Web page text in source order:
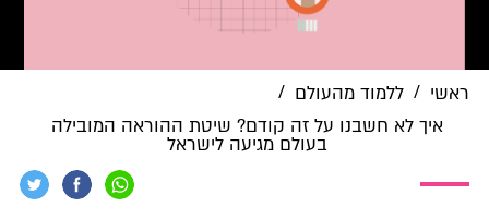
ראשי / ללמוד מהעולם /
איך לא חשבנו על זה קודם? שיטת ההוראה המובילה
בעולם מגיעה לישראל